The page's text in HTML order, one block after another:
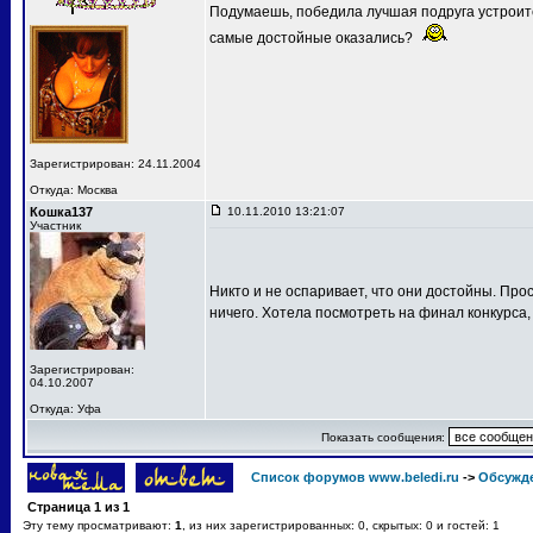
Зарегистрирован: 24.11.2004
Откуда: Москва
Подумаешь, победила лучшая подруга
самые достойные оказались?
Кошка137
Участник
Зарегистрирован:
04.10.2007
Откуда: Уфа
10.11.2010 13:21:07
Никто и не оспаривает, что они достойны.
ничего. Хотела посмотреть на финал
Показать сообщения:
Список форумов www.beledi.ru ->
Страница 1 из 1
Эту тему просматривают: 1
, из них зарегистрированных: 0, скрытых: 0 и гостей: 1